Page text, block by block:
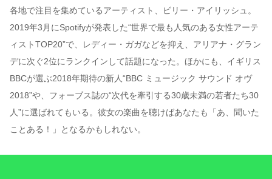
各地で注目を集めているアーティスト、ビリー・アイリッシュ。
2019年3月にSpotifyが発表した“世界で最も人気のある女性アーテ
ィストTOP20”で、レディー・ガガなどを抑え、アリアナ・グラン
デに次ぐ2位にランクインして話題になった。ほかにも、イギリス
BBCが選ぶ2018年期待の新人“BBC ミュージック サウンド オヴ
2018”や、フォーブス誌の“次代を牽引する30歳未満の若者たち30
人”に選ばれてもいる。彼女の楽曲を聴けばあなたも「あ、聞いた
ことある！」となるかもしれない。